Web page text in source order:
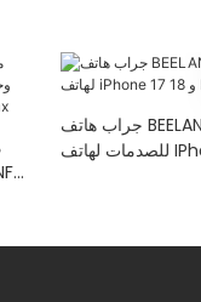
جراب هاتف BEELAN جلدي مغناطيسي مقاوم